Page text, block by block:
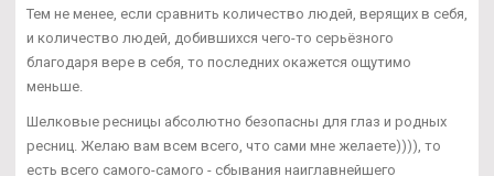
Тем не менее, если сравнить количество людей, верящих в себя,
и количество людей, добившихся чего-то серьёзного
благодаря вере в себя, то последних окажется ощутимо
меньше.
Шелковые ресницы абсолютно безопасны для глаз и родных
ресниц. Желаю вам всем всего, что сами мне желаете)))), то
есть всего самого-самого - сбывания наиглавнейшего